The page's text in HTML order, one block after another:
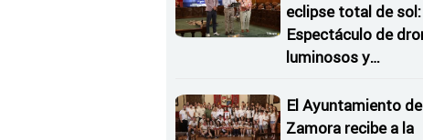
eclipse total de sol:
Espectáculo de
luminosos y
Estrellas
El Ayuntamiento de
Zamora recibe a la